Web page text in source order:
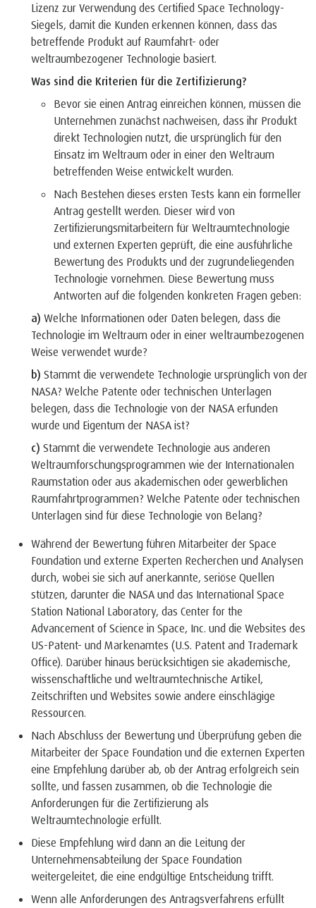
Lizenz zur Verwendung des Certified Space Technology-
Siegels, damit die Kunden erkennen können, dass das
betreffende Produkt auf Raumfahrt- oder
weltraumbezogener Technologie basiert.
Was sind die Kriterien für die Zertifizierung?
Bevor sie einen Antrag einreichen können, müssen die
Unternehmen zunächst nachweisen, dass ihr Produkt
direkt Technologien nutzt, die ursprünglich für den
Einsatz im Weltraum oder in einer den Weltraum
betreffenden Weise entwickelt wurden.
Nach Bestehen dieses ersten Tests kann ein formeller
Antrag gestellt werden. Dieser wird von
Zertifizierungsmitarbeitern für Weltraumtechnologie
und externen Experten geprüft, die eine ausführliche
Bewertung des Produkts und der zugrundeliegenden
Technologie vornehmen. Diese Bewertung muss
Antworten auf die folgenden konkreten Fragen geben:
a) Welche Informationen oder Daten belegen, dass die
Technologie im Weltraum oder in einer weltraumbezogenen
Weise verwendet wurde?
b) Stammt die verwendete Technologie ursprünglich von der
NASA? Welche Patente oder technischen Unterlagen
belegen, dass die Technologie von der NASA erfunden
wurde und Eigentum der NASA ist?
c) Stammt die verwendete Technologie aus anderen
Weltraumforschungsprogrammen wie der Internationalen
Raumstation oder aus akademischen oder gewerblichen
Raumfahrtprogrammen? Welche Patente oder technischen
Unterlagen sind für diese Technologie von Belang?
Während der Bewertung führen Mitarbeiter der Space
Foundation und externe Experten Recherchen und Analysen
durch, wobei sie sich auf anerkannte, seriöse Quellen
stützen, darunter die NASA und das International Space
Station National Laboratory, das Center for the
Advancement of Science in Space, Inc. und die Websites des
US-Patent- und Markenamtes (U.S. Patent and Trademark
Office). Darüber hinaus berücksichtigen sie akademische,
wissenschaftliche und weltraumtechnische Artikel,
Zeitschriften und Websites sowie andere einschlägige
Ressourcen.
Nach Abschluss der Bewertung und Überprüfung geben die
Mitarbeiter der Space Foundation und die externen Experten
eine Empfehlung darüber ab, ob der Antrag erfolgreich sein
sollte, und fassen zusammen, ob die Technologie die
Anforderungen für die Zertifizierung als
Weltraumtechnologie erfüllt.
Diese Empfehlung wird dann an die Leitung der
Unternehmensabteilung der Space Foundation
weitergeleitet, die eine endgültige Entscheidung trifft.
Wenn alle Anforderungen des Antragsverfahrens erfüllt